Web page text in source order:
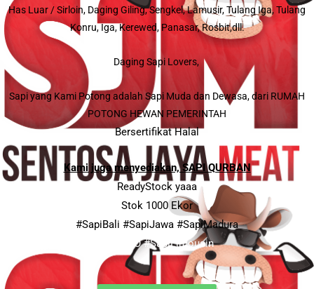
Has Luar / Sirloin, Daging Giling,Sengkel,Lamusir,Tulang Iga,Tulang
Konru,Iga,Kerewed, Panasar,Rosbit,dll.
Daging Sapi Lovers,
Sapi yang Kami Potong adalah Sapi Muda dan Dewasa, dari RUMAH
POTONG HEWAN PEMERINTAH
Bersertifikat Halal
Kami juga menyediakan, SAPI QURBAN
ReadyStock yaaa
Stok 1000 Ekor
#SapiBali #SapiJawa #SapiMadura
#SapiPO#SapiLimousin